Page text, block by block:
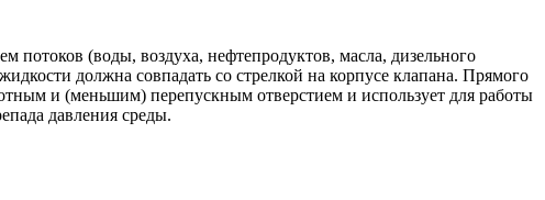
потоков (воды, воздуха, нефтепродуктов, масла, дизельного
должна совпадать со стрелкой на корпусе клапана. Прямого
и (меньшим) перепускным отверстием и использует для работы
давления среды.